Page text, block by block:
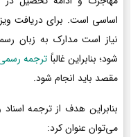
اساسی است. برای دریافت
نیاز است مدارک به زبان
شود؛ بنابراین غالباً ترجمه
مقصد باید انجام شود.
بنابراین هدف از ترجمه
می‌توان عنوان کرد: